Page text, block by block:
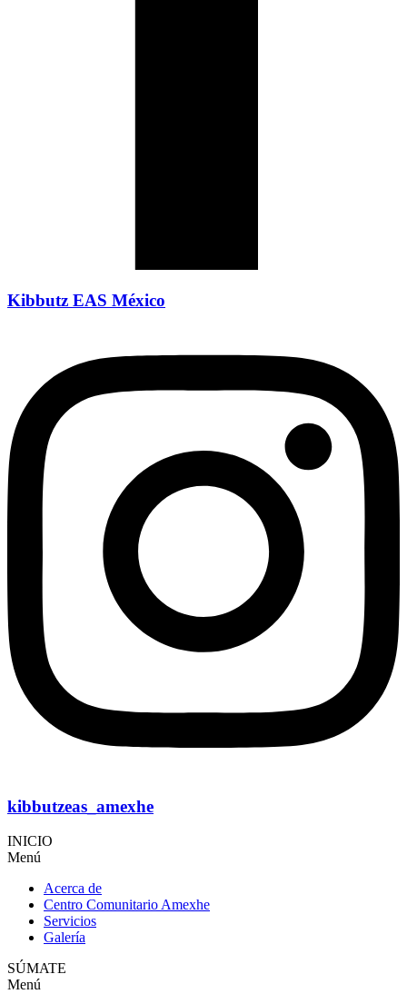
Kibbutz EAS México
kibbutzeas_amexhe
INICIO
Menú
Acerca de
Centro Comunitario Amexhe
Servicios
Galería
SÚMATE
Menú